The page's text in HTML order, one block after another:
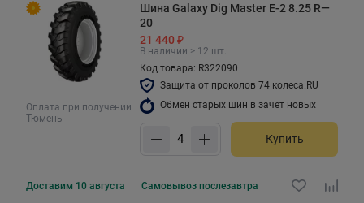
Оплата при получении
Тюмень
Шина Galaxy Dig Master E-2 8.25 R—
20
21 440 ₽
В наличии > 12 шт.
Код товара: R322090
Защита от проколов 74 колеса.RU
Обмен старых шин в зачет новых
Купить
Доставим 10 августа Самовывоз послезавтра